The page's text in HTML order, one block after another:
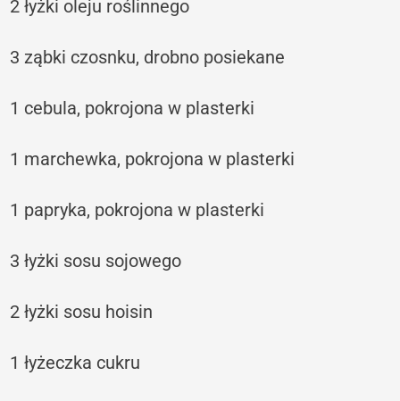
2 łyżki oleju roślinnego
3 ząbki czosnku, drobno posiekane
1 cebula, pokrojona w plasterki
1 marchewka, pokrojona w plasterki
1 papryka, pokrojona w plasterki
3 łyżki sosu sojowego
2 łyżki sosu hoisin
1 łyżeczka cukru